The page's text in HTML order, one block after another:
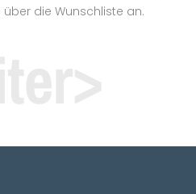
die Wunschliste an.